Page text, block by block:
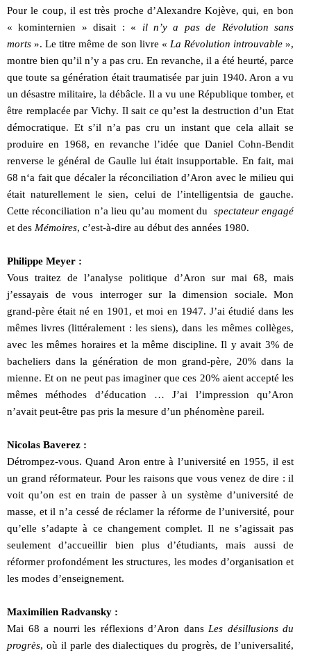
Pour le coup, il est très proche d’Alexandre Kojève, qui, en bon
« kominternien » disait : « il n’y a pas de Révolution sans
morts ». Le titre même de son livre « La Révolution introuvable»,
montre bien qu’il n’y a pas cru. En revanche, il a été heurté, parce
que toute sa génération était traumatisée par juin 1940. Aron a vu
un désastre militaire, la débâcle. Il a vu une République tomber, et
être remplacée par Vichy. Il sait ce qu’est la destruction d’un Etat
démocratique. Et s’il n’a pas cru un instant que cela allait se
produire en 1968, en revanche l’idée que Daniel Cohn-Bendit
renverse le général de Gaulle lui était insupportable. En fait, mai
68 n‘a fait que décaler la réconciliation d’Aron avec le milieu qui
était naturellement le sien, celui de l’intelligentsia de gauche.
Cette réconciliation n’a lieu qu’au moment du spectateur engagé
et des Mémoires, c’est-à-dire au début des années 1980.
Philippe Meyer :
Vous traitez de l’analyse politique d’Aron sur mai 68, mais
j’essayais de vous interroger sur la dimension sociale. Mon
grand-père était né en 1901, et moi en 1947. J’ai étudié dans les
mêmes livres (littéralement : les siens), dans les mêmes collèges,
avec les mêmes horaires et la même discipline. Il y avait 3% de
bacheliers dans la génération de mon grand-père, 20% dans la
mienne. Et on ne peut pas imaginer que ces 20% aient accepté les
mêmes méthodes d’éducation … J’ai l’impression qu’Aron
n’avait peut-être pas pris la mesure d’un phénomène pareil.
Nicolas Baverez :
Détrompez-vous. Quand Aron entre à l’université en 1955, il est
un grand réformateur. Pour les raisons que vous venez de dire : il
voit qu’on est en train de passer à un système d’université de
masse, et il n’a cessé de réclamer la réforme de l’université, pour
qu’elle s’adapte à ce changement complet. Il ne s’agissait pas
seulement d’accueillir bien plus d’étudiants, mais aussi de
réformer profondément les structures, les modes d’organisation et
les modes d’enseignement.
Maximilien Radvansky :
Mai 68 a nourri les réflexions d’Aron dans Les désillusions du
progrès, où il parle des dialectiques du progrès, de l’universalité,